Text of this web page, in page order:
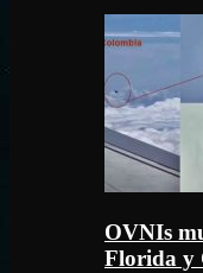
OVNIs
Florida y